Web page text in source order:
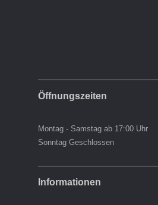
Öffnungszeiten
Montag - Samstag ab 17:00 Uhr
Sonntag Geschlossen
Informationen